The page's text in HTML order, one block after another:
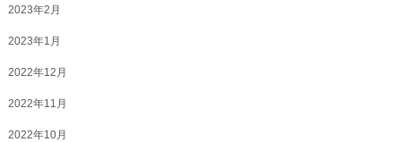
2023年2月
2023年1月
2022年12月
2022年11月
2022年10月